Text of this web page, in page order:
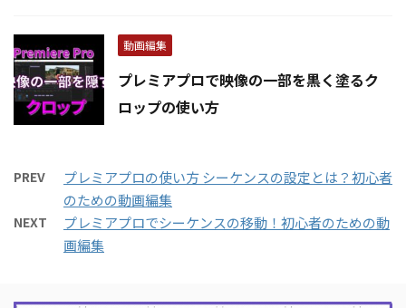
動画編集
プレミアプロで映像の一部を黒く塗るク
ロップの使い方
PREV
プレミアプロの使い方 シーケンスの設定とは？初心者
のための動画編集
NEXT
プレミアプロでシーケンスの移動！初心者のための動
画編集